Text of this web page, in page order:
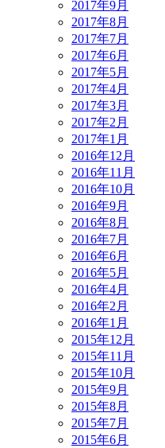
2017年9月
2017年8月
2017年7月
2017年6月
2017年5月
2017年4月
2017年3月
2017年2月
2017年1月
2016年12月
2016年11月
2016年10月
2016年9月
2016年8月
2016年7月
2016年6月
2016年5月
2016年4月
2016年2月
2016年1月
2015年12月
2015年11月
2015年10月
2015年9月
2015年8月
2015年7月
2015年6月